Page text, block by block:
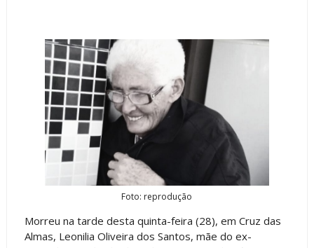
Foto: reprodução
Morreu na tarde desta quinta-feira (28), em Cruz das
Almas, Leonilia Oliveira dos Santos, mãe do ex-